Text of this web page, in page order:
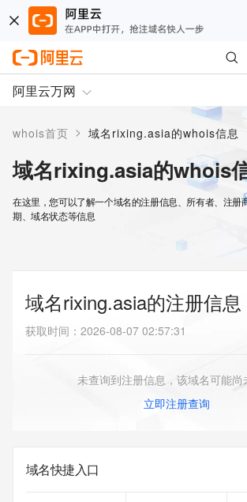
阿里云万网
whois首页 > 域名rixing.asia的whois信息
域名rixing.asia的whois
在这里，您可以了解一个域名的注册信息、所有者、注册
期、域名状态等信息
域名rixing.asia的注册信息
获取时间 ： 2026-08-07 02:57:31
未查询到注册信息，该域名可能尚
立即注册查询
域名快捷入口